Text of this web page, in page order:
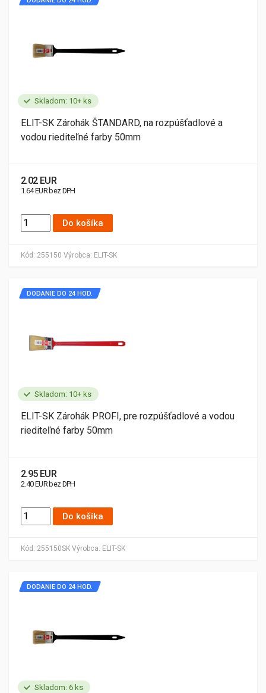
Skladom: 10+ ks
Kód: 255150 Výrobca: ELIT-SK
ELIT-SK Zárohák ŠTANDARD, na rozpúšťadlové a
vodou riediteľné farby 50mm
2.02 EUR
1.64 EUR bez DPH
Do košíka
Skladom: 10+ ks
Kód: 255150SK Výrobca: ELIT-SK
DODANIE DO 24 HOD.
ELIT-SK Zárohák PROFI, pre rozpúšťadlové a vodou
riediteľné farby 50mm
2.95 EUR
2.40 EUR bez DPH
Do košíka
Skladom: 6 ks
DODANIE DO 24 HOD.